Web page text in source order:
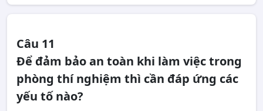
Câu 11
Để đảm bảo an toàn khi làm việc trong
phòng thí nghiệm thì cần đáp ứng các
yếu tố nào?